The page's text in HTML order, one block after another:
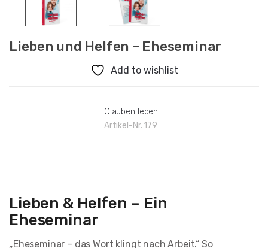
Lieben und Helfen – Eheseminar
Add to wishlist
Glauben leben
Artikel-Nr. 179
Lieben & Helfen – Ein
Eheseminar
„Eheseminar – das Wort klingt nach Arbeit.“ So